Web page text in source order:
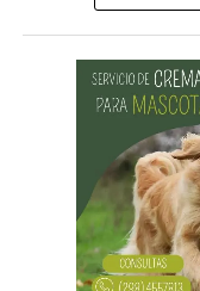
Desde Vialidad
próximas
reforzado con dos